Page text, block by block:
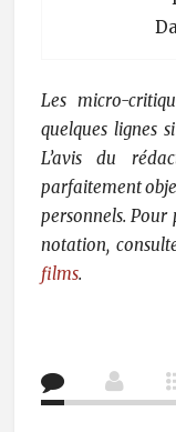
Les micro-
quelques lignes
L’avis du
parfaitement
personnels. Pour
notation,
films.